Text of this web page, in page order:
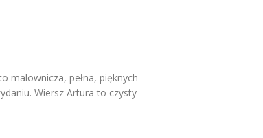
malownicza, pełna, pięknych
Wiersz Artura to czysty